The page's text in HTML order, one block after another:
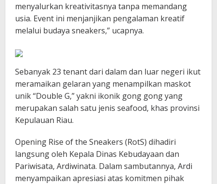
menyalurkan kreativitasnya tanpa memandang
usia. Event ini menjanjikan pengalaman kreatif
melalui budaya sneakers,” ucapnya.
Sebanyak 23 tenant dari dalam dan luar negeri ikut
meramaikan gelaran yang menampilkan maskot
unik “Double G,” yakni ikonik gong gong yang
merupakan salah satu jenis seafood, khas provinsi
Kepulauan Riau.
Opening Rise of the Sneakers (RotS) dihadiri
langsung oleh Kepala Dinas Kebudayaan dan
Pariwisata, Ardiwinata. Dalam sambutannya, Ardi
menyampaikan apresiasi atas komitmen pihak